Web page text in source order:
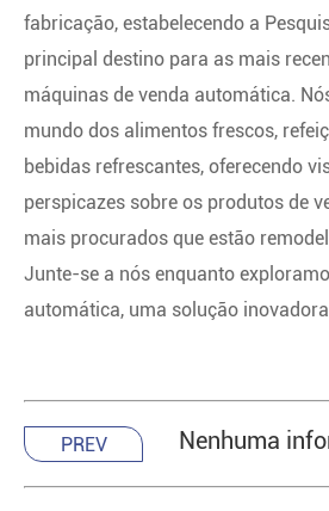
fabricação, estabelecendo a
principal destino para as mais
máquinas de venda automática.
mundo dos alimentos frescos,
bebidas refrescantes, oferecendo
perspicazes sobre os produtos de
mais procurados que estão
Junte-se a nós enquanto
automática, uma solução
PREV Nenhuma